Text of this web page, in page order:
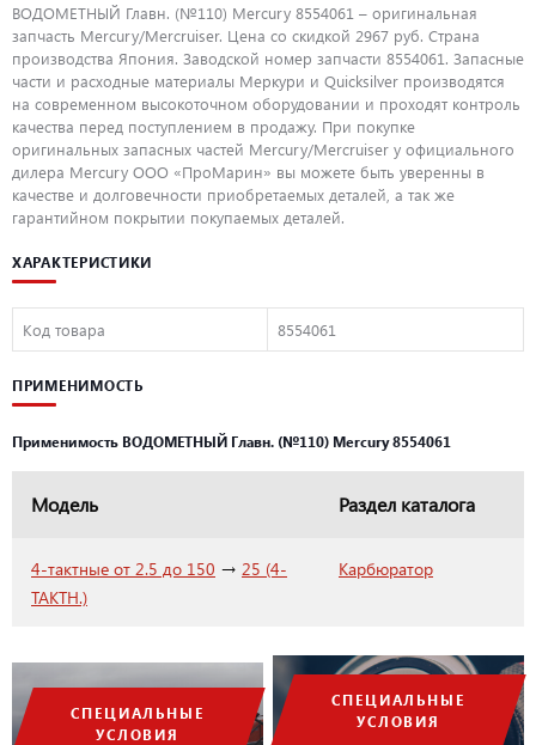
СПЕЦИАЛЬНЫЕ
УСЛОВИЯ
СПЕЦИАЛЬНЫЕ
УСЛОВИЯ
ВОДОМЕТНЫЙ Главн. (№110) Mercury 8554061 – оригинальная
запчасть Mercury/Mercruiser. Цена со скидкой 2967 руб. Страна
производства Япония. Заводской номер запчасти 8554061. Запасные
части и расходные материалы Меркури и Quicksilver производятся
на современном высокоточном оборудовании и проходят контроль
качества перед поступлением в продажу. При покупке
оригинальных запасных частей Mercury/Mercruiser у официального
дилера Mercury ООО «ПроМарин» вы можете быть уверенны в
качестве и долговечности приобретаемых деталей, а так же
гарантийном покрытии покупаемых деталей.
ХАРАКТЕРИСТИКИ
Код товара 8554061
ПРИМЕНИМОСТЬ
Применимость ВОДОМЕТНЫЙ Главн. (№110) Mercury 8554061
Модель Раздел каталога
4-тактные от 2.5 до 150 → 25 (4-
ТАКТН.)
Карбюратор